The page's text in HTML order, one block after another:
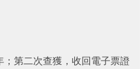
第二次查獲，收回電子票證